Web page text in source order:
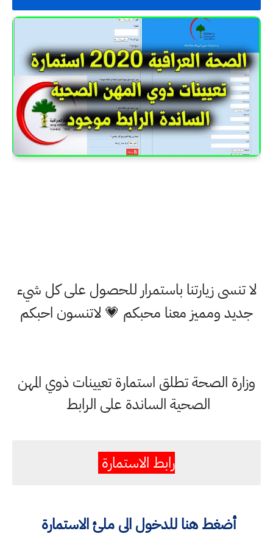
لا تنسى زيارتنا باستمرار للحصول على كل شيء
جديد ومميز معنا محبكم 💗 لاتنسون احبكم
وزارة الصحة تطلق استمارة تعيينات ذوي المهن
الصحية الساندة على الرابط
رابط الاستمارة
أضغط هنا للدخول الى ملئ الاستمارة